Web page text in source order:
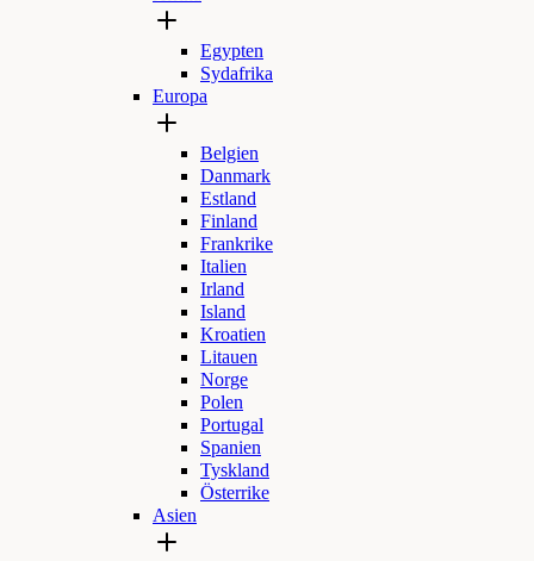
Egypten
Sydafrika
Europa
Belgien
Danmark
Estland
Finland
Frankrike
Italien
Irland
Island
Kroatien
Litauen
Norge
Polen
Portugal
Spanien
Tyskland
Österrike
Asien